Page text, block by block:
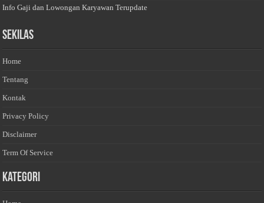
Info Gaji dan Lowongan Karyawan Terupdate
Sekilas
Home
Tentang
Kontak
Privacy Policy
Disclaimer
Term Of Service
Kategori